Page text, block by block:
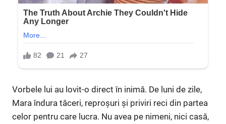
Vorbele lui au lovit-o direct în inimă. De luni de zile,
Mara îndura tăceri, reproșuri și priviri reci din partea
celor pentru care lucra. Nu avea pe nimeni, nici casă,